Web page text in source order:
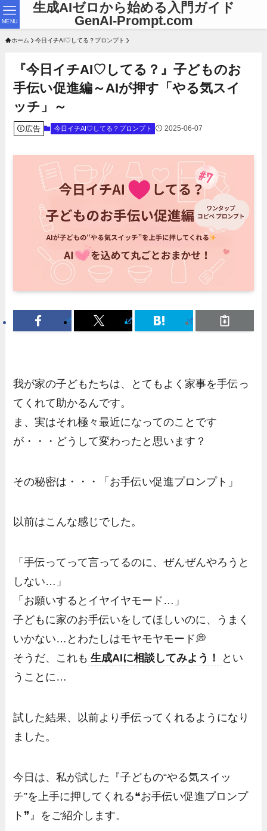
生成AIゼロから始める入門ガイド
GenAI-Prompt.com
MENU
ホーム 今日イチAI♡してる？プロンプト
『今日イチAI♡してる？』子どものお
手伝い促進編～AIが押す「やる気スイ
ッチ」～
広告 今日イチAI♡してる？プロンプト 2025-06-07
我が家の子どもたちは、とてもよく家事を手伝っ
てくれて助かるんです。
ま、実はそれ極々最近になってのことです
が・・・どうして変わったと思います？
その秘密は・・・「お手伝い促進プロンプト」
以前はこんな感じでした。
「手伝ってって言ってるのに、ぜんぜんやろうと
しない…」
「お願いするとイヤイヤモード…」
子どもに家のお手伝いをしてほしいのに、うまく
いかない…とわたしはモヤモヤモード💭
そうだ、これも 生成AIに相談してみよう！
とい
うことに…
試した結果、以前より手伝ってくれるようになり
ました。
今日は、私が試した『子どもの“やる気スイッ
チ”を上手に押してくれる❝お手伝い促進プロンプ
ト❞』をご紹介します。